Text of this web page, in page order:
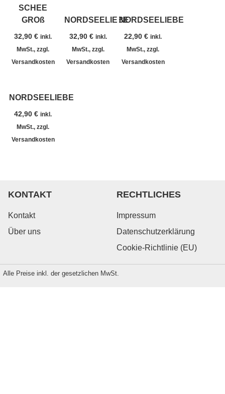
SCHEE
GROß
32,90€ inkl.
MwSt., zzgl.
Versandkosten
NORDSEELIEBE
32,90 € inkl.
MwSt., zzgl.
Versandkosten
NORDSEELIEBE
22,90€ inkl.
MwSt., zzgl.
Versandkosten
NORDSEELIEBE
42,90€ inkl.
MwSt., zzgl.
Versandkosten
KONTAKT
Kontakt
Über uns
RECHTLICHES
Impressum
Datenschutzerklärung
Cookie-Richtlinie (EU)
Alle Preise inkl. der gesetzlichen MwSt.